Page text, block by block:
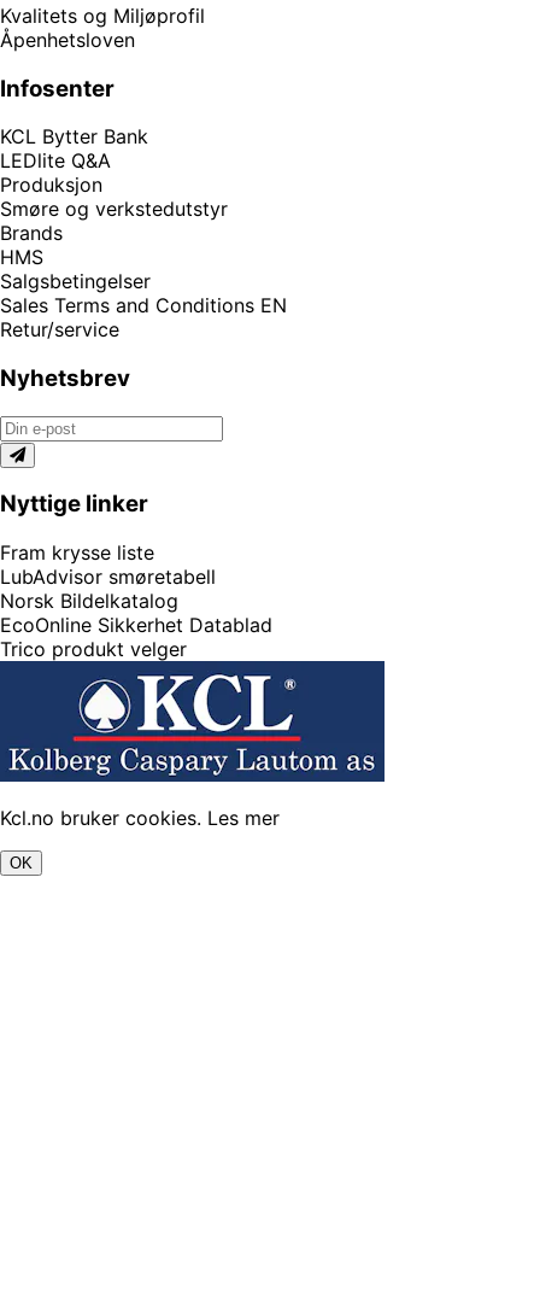
Kvalitets og Miljøprofil
Åpenhetsloven
Infosenter
KCL Bytter Bank
LEDlite Q&A
Produksjon
Smøre og verkstedutstyr
Brands
HMS
Salgsbetingelser
Sales Terms and Conditions EN
Retur/service
Nyhetsbrev
Nyttige linker
Fram krysse liste
LubAdvisor smøretabell
Norsk Bildelkatalog
EcoOnline Sikkerhet Datablad
Trico produkt velger
Kcl.no bruker cookies. Les mer
OK